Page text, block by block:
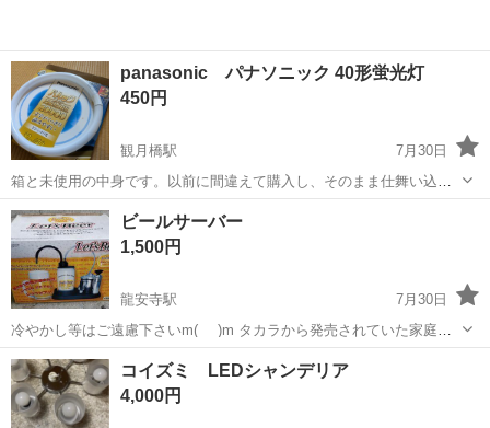
panasonic パナソニック 40形蛍光灯
450円
観月橋駅
7月30日
箱と未使用の中身です。以前に間違えて購入し、そのまま仕舞い込ん
でいたものです。
京都 京都市 観月橋駅
ビールサーバー
1,500円
龍安寺駅
7月30日
冷やかし等はご遠慮下さいm(_ _)m タカラから発売されていた家庭用
ビールサーバー「レッツビアー（Let's Beer）」です。炭酸ガス不要の
電池式で、国内缶ビールの350ml、500ml缶など（モデルによって1L、
2L...
京都 京都市 龍安寺駅
コイズミ LEDシャンデリア
4,000円